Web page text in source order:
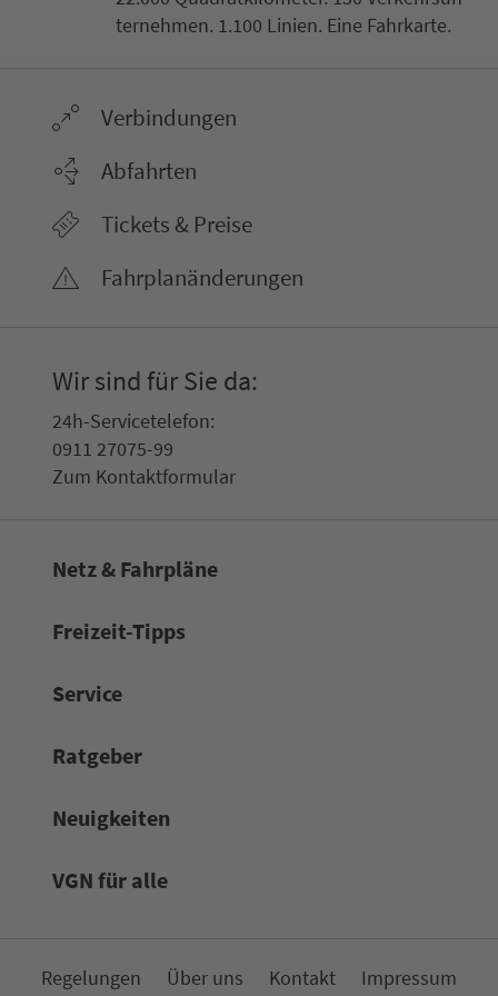
ter­neh­men. 1.100 Linien. Eine Fahr­kar­te.
Ver­bin­dungen
Abfahrten
Tickets & Preise
Fahr­plan­ände­rungen
Wir sind für Sie da:
24h-Ser­vice­te­le­fon:
0911 27075-99
Zum Kon­taktformular
Netz & Fahrpläne
Frei­zeit-Tipps
Service
Rat­ge­ber
Neuigkeiten
VGN für alle
Re­ge­lungen Über uns Kon­takt Impressum